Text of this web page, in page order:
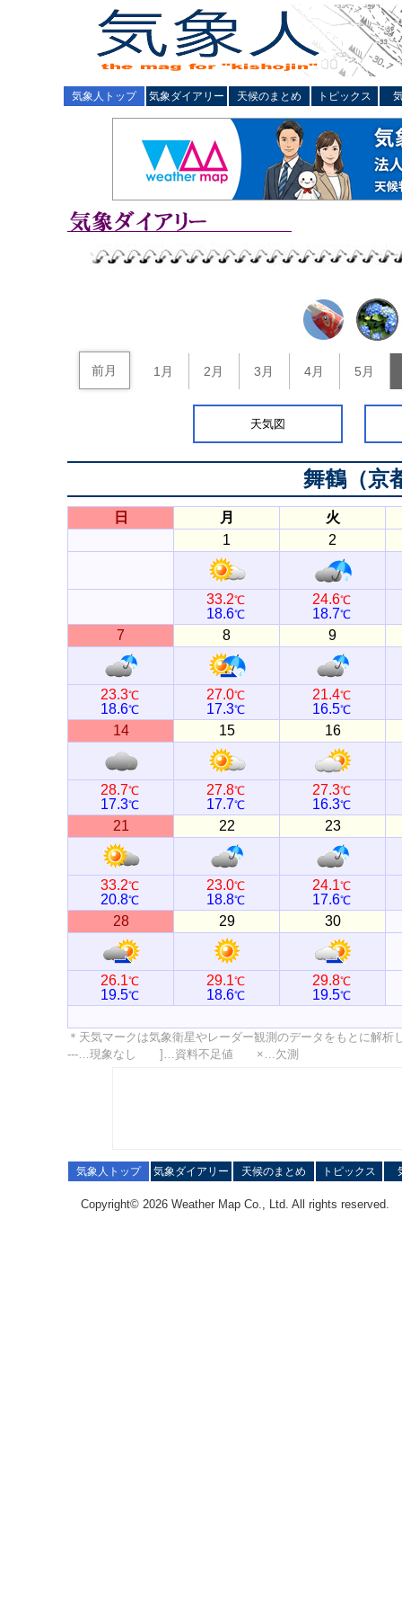
気象人トップ 気象ダイアリー 天候のまとめ トピックス
前月 1月 2月 3月 4月 5月
天気図
舞鶴（京
日 月
火
1
2
33.2℃
18.6℃
24.6℃
18.7℃
7 8 9
23.3℃
18.6℃
27.0℃
17.3℃
21.4℃
16.5℃
14 15 16
28.7℃
17.3℃
27.8℃
17.7℃
27.3℃
16.3℃
21 22 23
33.2℃
20.8℃
23.0℃
18.8℃
24.1℃
17.6℃
28 29 30
26.1℃
19.5℃
29.1℃
18.6℃
29.8℃
19.5℃
＊天気マークは気象衛星やレーダー観測のデータをもとに解
---…現象なし ]…資料不足値 ×…欠測
気象人トップ 気象ダイアリー 天候のまとめ トピックス
Copyright© 2026 Weather Map Co., Ltd. All rights reserved.